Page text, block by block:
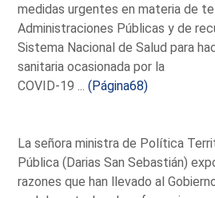
medidas urgentes en materia de
Administraciones Públicas y de
Sistema Nacional de Salud para
sanitaria ocasionada por la
COVID-19 ...(Página68)
La señora ministra de Política
Pública (Darias San Sebastián)
razones que han llevado al